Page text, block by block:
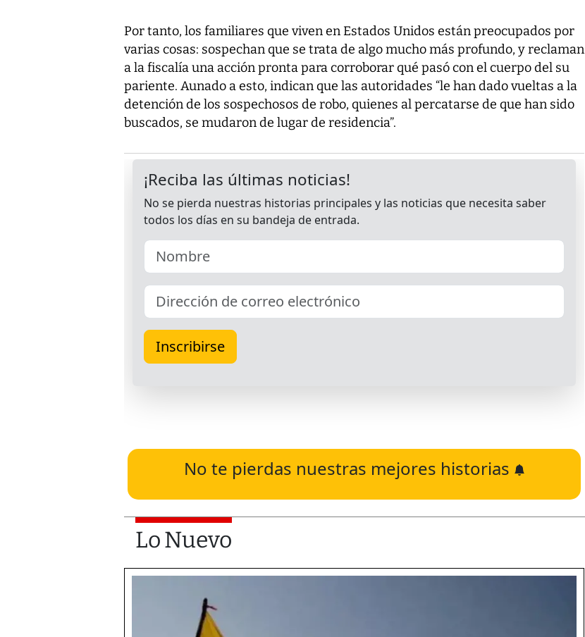
Por tanto, los familiares que viven en Estados Unidos están preocupados por
varias cosas: sospechan que se trata de algo mucho más profundo, y reclaman
a la fiscalía una acción pronta para corroborar qué pasó con el cuerpo del su
pariente. Aunado a esto, indican que las autoridades “le han dado vueltas a la
detención de los sospechosos de robo, quienes al percatarse de que han sido
buscados, se mudaron de lugar de residencia”.
No te pierdas nuestras mejores historias
Lo Nuevo